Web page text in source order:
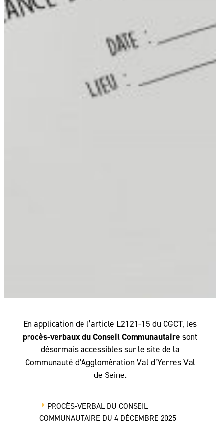
En application de l’article L2121-15 du CGCT, les
procès-verbaux du Conseil Communautaire sont
désormais accessibles sur le site de la
Communauté d’Agglomération Val d’Yerres Val
de Seine.
PROCÈS-VERBAL DU CONSEIL
COMMUNAUTAIRE DU 4 DÉCEMBRE 2025